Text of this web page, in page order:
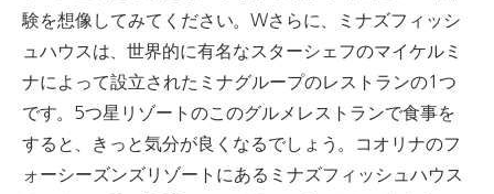
験を想像してみてください。 Wさらに、ミナズフィッシ
ュハウスは、世界的に有名なスターシェフのマイケルミ
ナによって設立されたミナグループのレストランの1つ
です。 5つ星リゾートのこのグルメレストランで食事を
すると、きっと気分が良くなるでしょう。
コオリナのフ
ォーシーズンズリゾートにあるミナズフィッシュハウス